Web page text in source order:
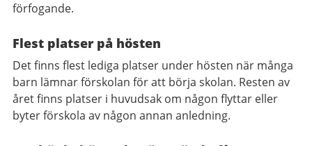
förfogande.
Flest platser på hösten
Det finns flest lediga platser under hösten när många
barn lämnar förskolan för att börja skolan. Resten av
året finns platser i huvudsak om någon flyttar eller
byter förskola av någon annan anledning.